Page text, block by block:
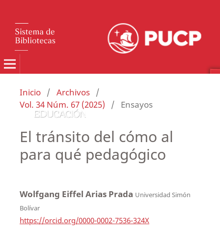
Inicio / Archivos /
Vol. 34 Núm. 67 (2025)
/ Ensayos
El tránsito del cómo al
para qué pedagógico
Wolfgang Eiffel Arias Prada Universidad Simón
Bolívar
https://orcid.org/0000-0002-7536-324X